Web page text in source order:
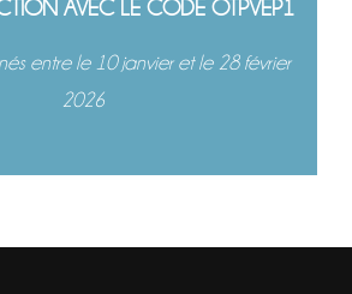
AVEC LE CODE OTPVEP1
entre le 10 janvier et le 28 février
2026